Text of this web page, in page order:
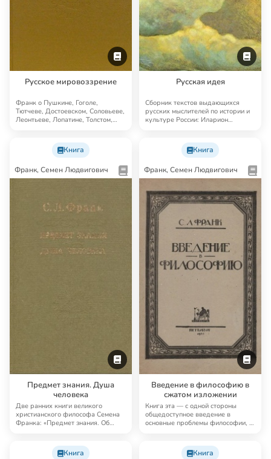
Русское мировоззрение
Франк о Пушкине, Гоголе,
Тютчеве, Достоевском, Соловьеве,
Леонтьеве, Лопатине, Толстом,
Русская идея
Сборник текстов выдающихся
русских мыслителей по истории и
культуре России: Иларион
Книга
Франк, Семен Людвигович
Предмет знания. Душа
человека
Две ранних книги великого
христианского философа Семена
Франка: «Предмет знания. Об
Книга
Франк, Семен Людвигович
Введение в философию в
сжатом изложении
Книга эта — с одной стороны
общедоступное введение в
основные проблемы философии, с
Книга Книга